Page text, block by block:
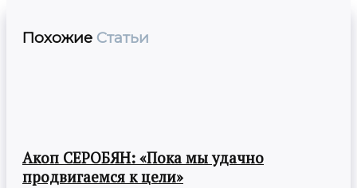
Похожие Статьи
Акоп СЕРОБЯН: «Пока мы удачно
продвигаемся к цели»